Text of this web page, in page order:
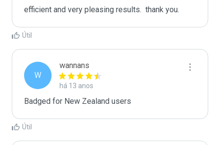
efficient and very pleasing results.  thank you.
Útil
W
wannans
há 13 anos
Badged for New Zealand users
Útil